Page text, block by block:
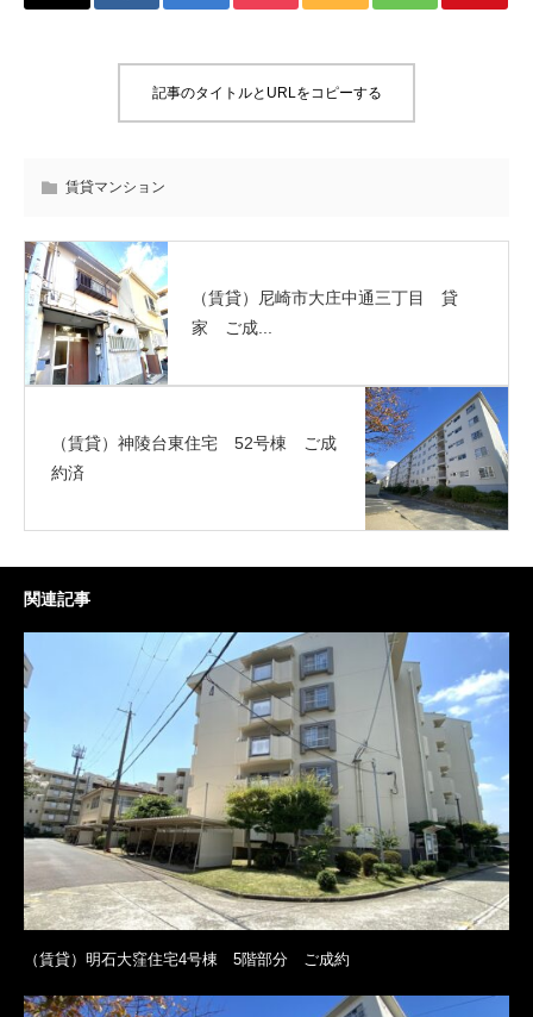
記事のタイトルとURLをコピーする
賃貸マンション
（賃貸）尼崎市大庄中通三丁目 貸
家 ご成...
（賃貸）神陵台東住宅 52号棟 ご成
約済
関連記事
（賃貸）明石大窪住宅4号棟 5階部分 ご成約